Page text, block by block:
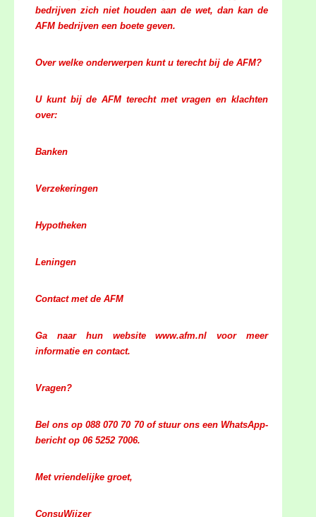
bedrijven zich niet houden aan de wet, dan kan de
AFM bedrijven een boete geven.
Over welke onderwerpen kunt u terecht bij de AFM?
U kunt bij de AFM terecht met vragen en klachten
over:
Banken
Verzekeringen
Hypotheken
Leningen
Contact met de AFM
Ga naar hun website www.afm.nl voor meer
informatie en contact.
Vragen?
Bel ons op 088 070 70 70 of stuur ons een WhatsApp-
bericht op 06 5252 7006.
Met vriendelijke groet,
ConsuWijzer